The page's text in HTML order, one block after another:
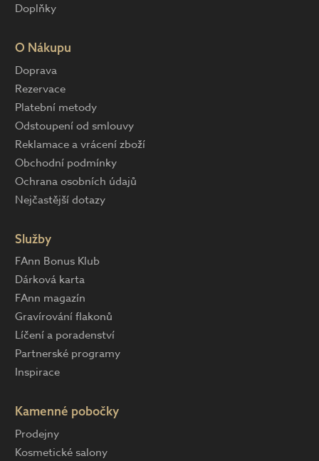
Doplňky
O Nákupu
Doprava
Rezervace
Platební metody
Odstoupení od smlouvy
Reklamace a vrácení zboží
Obchodní podmínky
Ochrana osobních údajů
Nejčastější dotazy
Služby
FAnn Bonus Klub
Dárková karta
FAnn magazín
Gravírování flakonů
Líčení a poradenství
Partnerské programy
Inspirace
Kamenné pobočky
Prodejny
Kosmetické salony